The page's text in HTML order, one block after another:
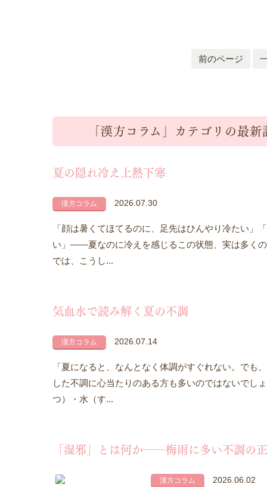
前のページ
「漢方コラム」カテゴリの最
夏の隠れ冷え上熱下寒
漢方コラム 2026.07.30
「顔は暑くてほてるのに、足先はひんやり冷たい
い」――夏なのに冷えを感じるこの状態、実は多く
では、こうし...
気血水で読み解く夏の不調
漢方コラム 2026.07.14
「夏になると、なんとなく体調がすぐれない。で
した不調に心当たりのある方も多いのではないでし
つ）・水（す...
「湿邪」とは何か――梅雨に多い不調の
漢方コラム 2026.06.02